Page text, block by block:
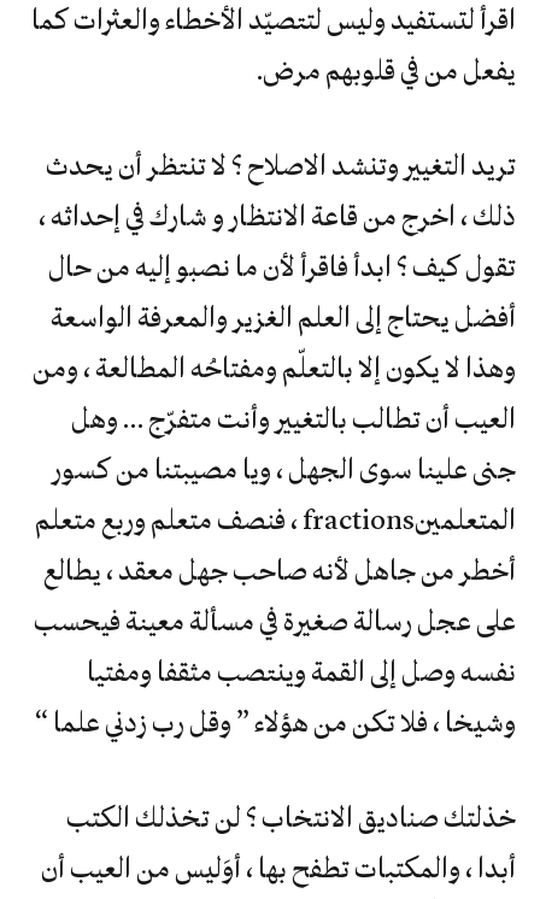
اقرأ لتستفيد وليس لتتصيّد الأخطاء والعثرات كما
يفعل من في قلوبهم مرض.
تريد التغيير وتنشد الاصلاح ؟ لا تنتظر أن يحدث
ذلك ، اخرج من قاعة الانتظار و شارك في إحداثه ،
تقول كيف ؟ ابدأ فاقرأ لأن ما نصبو إليه من حال
أفضل يحتاج إلى العلم الغزير والمعرفة الواسعة
وهذا لا يكون إلا بالتعلّم ومفتاحُه المطالعة ، ومن
العيب أن تطالب بالتغيير وأنت متفرّج … وهل
جنى علينا سوى الجهل ، ويا مصيبتنا من كسور
المتعلمينfractions ، فنصف متعلم وربع متعلم
أخطر من جاهل لأنه صاحب جهل معقد ، يطالع
على عجل رسالة صغيرة في مسألة معينة فيحسب
نفسه وصل إلى القمة وينتصب مثقفا ومفتيا
وشيخا ، فلا تكن من هؤلاء ” وقل رب زدني علما “
خذلتك صناديق الانتخاب ؟ لن تخذلك الكتب
أبدا ، والمكتبات تطفح بها ، أوَليس من العيب أن